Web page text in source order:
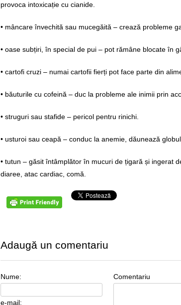
provoca intoxicație cu cianide.
• mâncare învechită sau mucegăită – crează probleme
• oase subțiri, în special de pui – pot rămâne blocate în
• cartofi cruzi – numai cartofii fierți pot face parte din
• băuturile cu cofeină – duc la probleme ale inimii prin
• struguri sau stafide – pericol pentru rinichi.
• usturoi sau ceapă – conduc la anemie, dăunează
• tutun – găsit întâmplător în mucuri de țigară și ingerat
diaree, atac cardiac, comă.
Adaugă un comentariu
Comentariu
Nume:
e-mail: